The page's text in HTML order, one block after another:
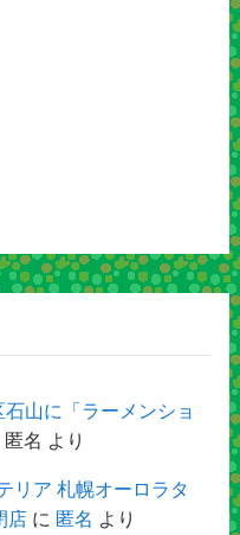
山に「ラーメンショ
匿名 より
リア 札幌オーロラタ
店に 匿名 より